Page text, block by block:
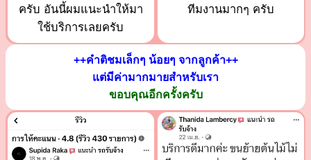
ครับ อันนี้ผมแนะนำให้มา
ใช้บริการเลยครับ
ทีมงานมากๆ ครับ
++คำติชมเล็กๆ น้อยๆ จากลูกค้า++
แต่มีค่ามากมายสำหรับเรา
ขอบคุณอีกครั้งครับ